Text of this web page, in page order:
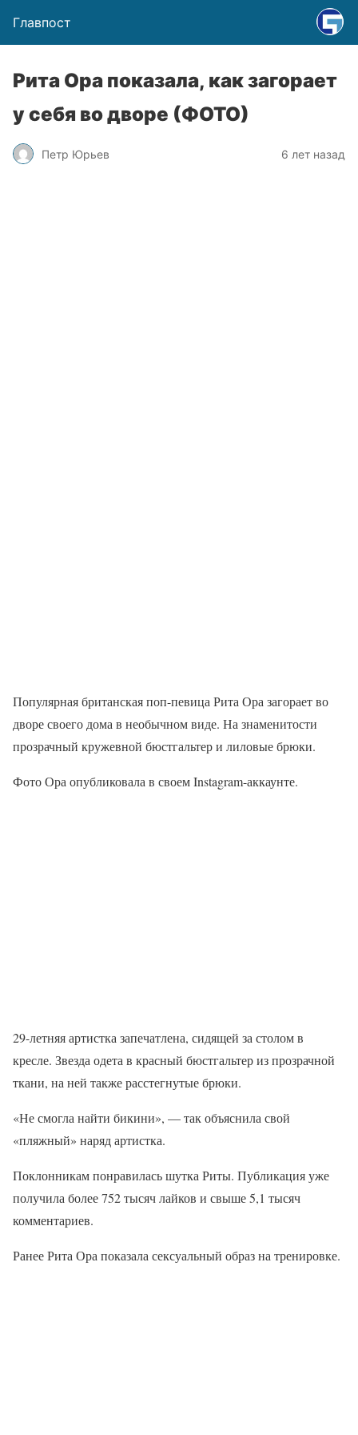
Главпост
Рита Ора показала, как загорает
у себя во дворе (ФОТО)
Петр Юрьев 6 лет назад
Популярная британская поп-певица Рита Ора загорает во
дворе своего дома в необычном виде. На знаменитости
прозрачный кружевной бюстгальтер и лиловые брюки.
Фото Ора опубликовала в своем Instagram-аккаунте.
29-летняя артистка запечатлена, сидящей за столом в
кресле. Звезда одета в красный бюстгальтер из прозрачной
ткани, на ней также расстегнутые брюки.
«Не смогла найти бикини», — так объяснила свой
«пляжный» наряд артистка.
Поклонникам понравилась шутка Риты. Публикация уже
получила более 752 тысяч лайков и свыше 5,1 тысяч
комментариев.
Ранее Рита Ора показала сексуальный образ на тренировке.